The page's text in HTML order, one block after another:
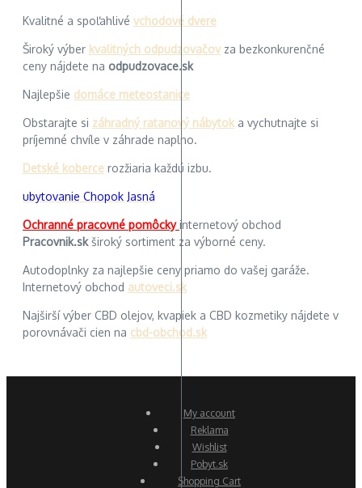
Kvalitné a spoľahlivé vchodové dvere
Široký výber kvalitných odpudzovačov za bezkonkurenčné
ceny nájdete na odpudzovace.sk
Najlepšie domáce meteostanice
Obstarajte si záhradný ratanový nábytok a vychutnajte si
príjemné chvíle v záhrade naplno.
Detské koberce rozžiaria každú izbu.
ubytovanie Chopok Jasná
Ochranné pracovné pomôckyinternetový obchod
Pracovnik.skširoký sortiment za výborné ceny.
Autodoplnky za najlepšie ceny priamo do vašej garáže.
Internetový obchod autoveci.sk
Najširší výber CBD olejov, kvapiek a CBD kozmetiky nájdete v
porovnávači cien na cbd-obchod.sk
My account
Reklama
Wishlist
Pobyt.sk
Shopping Cart